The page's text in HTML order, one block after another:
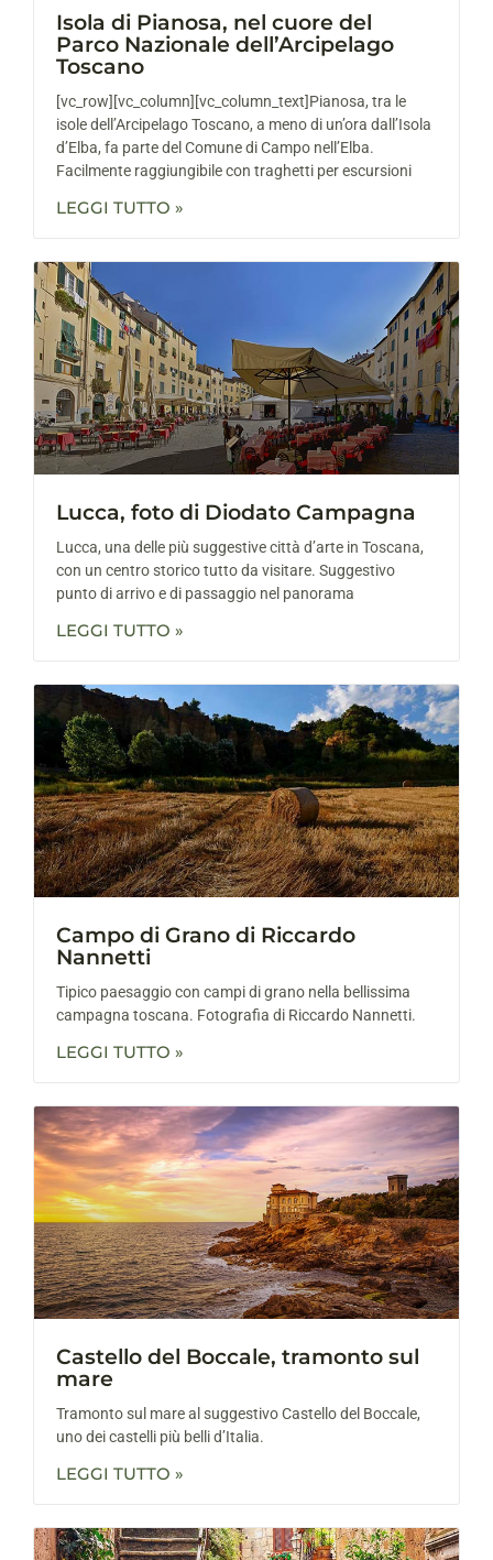
Isola di Pianosa, nel cuore del
Parco Nazionale dell’Arcipelago
Toscano
[vc_row][vc_column][vc_column_text]Pianosa, tra le
isole dell’Arcipelago Toscano, a meno di un’ora dall’Isola
d’Elba, fa parte del Comune di Campo nell’Elba.
Facilmente raggiungibile con traghetti per escursioni
LEGGI TUTTO »
Lucca, foto di Diodato Campagna
Lucca, una delle più suggestive città d’arte in Toscana,
con un centro storico tutto da visitare. Suggestivo
punto di arrivo e di passaggio nel panorama
LEGGI TUTTO »
Campo di Grano di Riccardo
Nannetti
Tipico paesaggio con campi di grano nella bellissima
campagna toscana. Fotografia di Riccardo Nannetti.
LEGGI TUTTO »
Castello del Boccale, tramonto sul
mare
Tramonto sul mare al suggestivo Castello del Boccale,
uno dei castelli più belli d’Italia.
LEGGI TUTTO »